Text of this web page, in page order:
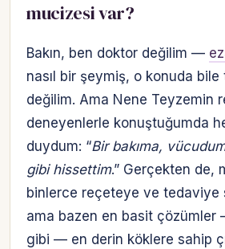
mucizesi var?
Bakın, ben doktor değilim —
nasıl bir şeymiş, o konuda bile
değilim. Ama Nene Teyzemin
deneyenlerle konuştuğumda
duydum: “Bir bakıma,
gibi hissettim.” Gerçekten de,
binlerce reçeteye ve tedaviye
ama bazen en basit çözümler
gibi — en derin köklere sahip